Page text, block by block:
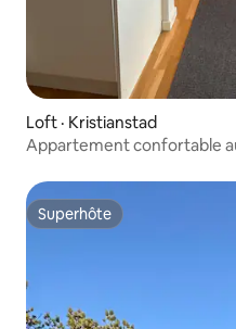
Loft · Kristianstad
Appartement confortable
Superhôte
Superhôte